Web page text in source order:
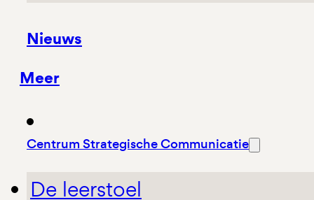
Nieuws
Meer
Centrum Strategische Communicatie
De leerstoel